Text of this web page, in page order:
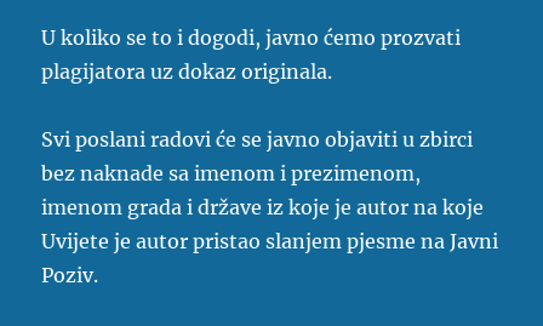
U koliko se to i dogodi, javno ćemo prozvati
plagijatora uz dokaz originala.
Svi poslani radovi će se javno objaviti u zbirci
bez naknade sa imenom i prezimenom,
imenom grada i države iz koje je autor na koje
Uvijete je autor pristao slanjem pjesme na Javni
Poziv.